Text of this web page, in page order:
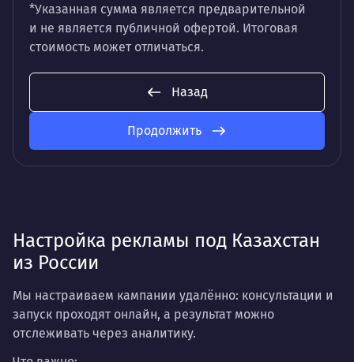
*Указанная сумма является предварительной
и не является публичной офертой. Итоговая
стоимость может отличаться.
Назад
Продолжить
Настройка рекламы под Казахстан
из России
Мы настраиваем кампании удалённо: консультации и
запуск проходят онлайн, а результат можно
отслеживать через аналитику.